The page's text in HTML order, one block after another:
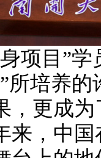
目”学
所培养
，更成
来，中